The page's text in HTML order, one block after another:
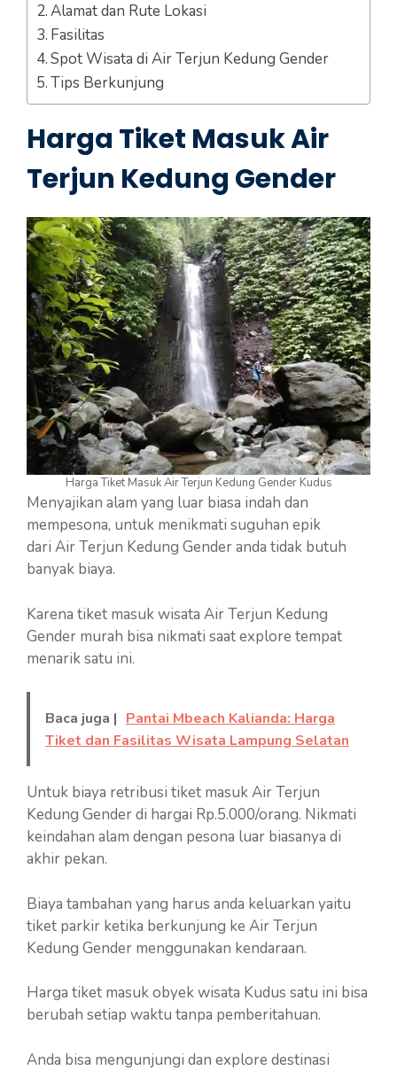
Alamat dan Rute Lokasi
Fasilitas
Spot Wisata di Air Terjun Kedung Gender
Tips Berkunjung
Harga Tiket Masuk Air
Terjun Kedung Gender
Harga Tiket Masuk Air Terjun Kedung Gender Kudus
Menyajikan alam yang luar biasa indah dan
mempesona, untuk menikmati suguhan epik
dari Air Terjun Kedung Gender anda tidak butuh
banyak biaya.
Karena tiket masuk wisata Air Terjun Kedung
Gender murah bisa nikmati saat explore tempat
menarik satu ini.
Baca juga | Pantai Mbeach Kalianda: Harga
Tiket dan Fasilitas Wisata Lampung Selatan
Untuk biaya retribusi tiket masuk Air Terjun
Kedung Gender di hargai Rp.5.000/orang. Nikmati
keindahan alam dengan pesona luar biasanya di
akhir pekan.
Biaya tambahan yang harus anda keluarkan yaitu
tiket parkir ketika berkunjung ke Air Terjun
Kedung Gender menggunakan kendaraan.
Harga tiket masuk obyek wisata Kudus satu ini bisa
berubah setiap waktu tanpa pemberitahuan.
Anda bisa mengunjungi dan explore destinasi